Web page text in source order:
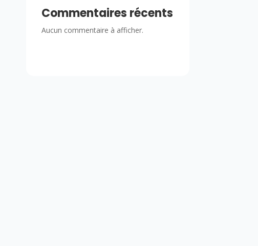
Commentaires récents
Aucun commentaire à afficher.